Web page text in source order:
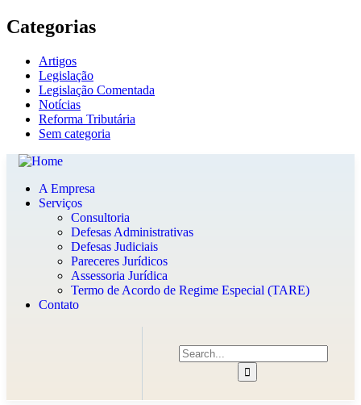
Categorias
Artigos
Legislação
Legislação Comentada
Notícias
Reforma Tributária
Sem categoria
A Empresa
Serviços
Consultoria
Defesas Administrativas
Defesas Judiciais
Pareceres Jurídicos
Assessoria Jurídica
Termo de Acordo de Regime Especial (TARE)
Contato